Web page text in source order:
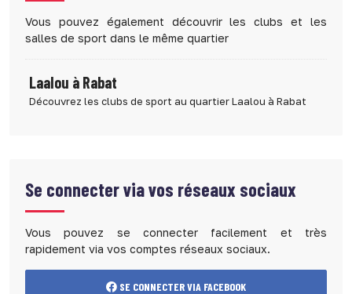
Vous pouvez également découvrir les clubs et les
salles de sport dans le même quartier
Laalou à Rabat
Découvrez les clubs de sport au quartier Laalou à Rabat
Se connecter via vos réseaux sociaux
Vous pouvez se connecter facilement et très
rapidement via vos comptes réseaux sociaux.
SE CONNECTER VIA FACEBOOK